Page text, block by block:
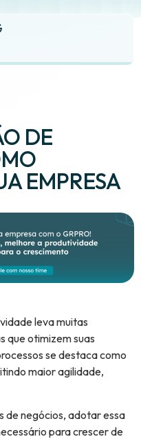
DE
EMPRESA
leva muitas
que otimizem suas
se destaca como
maior agilidade,
de negócios, adotar essa
para crescer de